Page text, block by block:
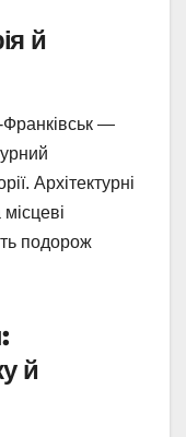
й
Франківськ —
Архітектурні
місцеві
подорож
й